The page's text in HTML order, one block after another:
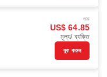
শুরু
US$ 64.85
মূল্য/ ব্যক্তি
বুক করুন